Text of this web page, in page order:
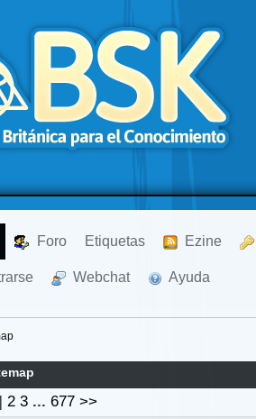
Foro Etiquetas Ezine
Webchat Ayuda
2 3 ...677 >>